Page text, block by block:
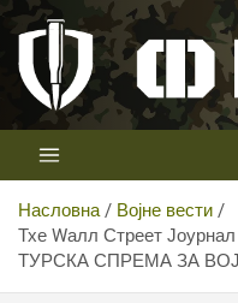
Скип
цонтент
Први војни канал у Србији
Насловна
Војне вести
Тхе Wалл Стреет
ТУРСКА СПРЕМА ЗА